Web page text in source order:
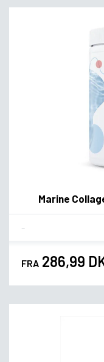
Marine
FRA 286,99